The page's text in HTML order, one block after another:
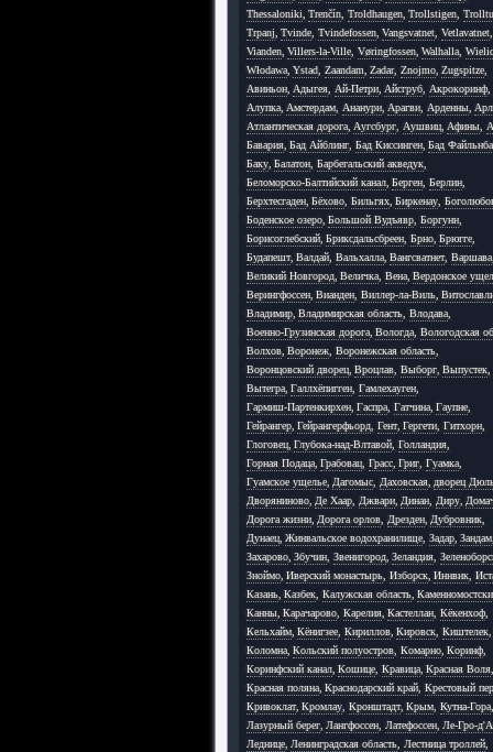
Thessaloniki, Trenčín Troldhaugen, Trollstigen
Trpanj, Tvinde, Tvindefossen, Vangsvatnet Vetlavatnet,
Vianden, Villers-la-Ville, Vøringfossen, Walhalla
Włodawa, Ystad Zaandam, Zadar, Znojmo, Zugspitze,
Авиньон, Адыгея, Ай-Петри, Айсгруб Акрокоринф,
Алупка, Амстердам Ананури, Арагви Арденны,
Атлантическая дорога, Аугсбург Аушвиц, Афины,
Бавария, Бад Айблинг Бад Киссинген, Бад
Баку, Балатон Барбегальский акведук,
Беломорско-Балтийский канал, Берген Берлин,
Берхтесгаден, Бёхово Бильгях, Биркенау
Боденское озеро, Большой Вудъявр Боргунн,
Борисоглебский, Бриксдальсбреен Брно, Брюгге,
Будапешт, Валдай, Вальхалла, Вангсватнет, Варшава
Великий Новгород, Величка Вена, Вердонское
Верингфоссен, Вианден Виллер-ла-Виль,
Владимир, Владимирская область Влодава,
Военно-Грузинская дорога, Вологда Вологодская
Волхов, Воронеж Воронежская область,
Воронцовский дворец, Вроцлав, Выборг, Выпустек
Вытегра, Галлхёпигген Гамлехауген,
Гармиш-Партенкирхен, Гаспра Гатчина, Гаупне,
Гейрангер, Гейрангерфьорд, Гент, Гергети Гитхорн,
Глоговец, Глубока-над-Влтавой, Голландия,
Горная Подаца, Грабовац Грасс, Григ Гуамка,
Гуамское ущелье, Дагомыс Даховская, дворец
Дворяниново, Де Хаар Джвари, Динан Диру,
Дорога жизни, Дорога орлов, Дрезден, Дубровник
Дунаец, Жинвальское водохранилище, Задар, Зандам
Захарово, Збучин Звенигород, Зеландия,
Зноймо, Иверский монастырь Изборск, Иннвик
Казань, Казбек Калужская область,
Канны, Карачарово Карелия, Кастеллан Кёкенхоф,
Кельхайм, Кёнигзее, Кириллов, Кировск Киштелек,
Коломна, Кольский полуостров, Комарно, Коринф,
Коринфский канал, Кошице, Кравица, Красная Воля
Красная поляна, Краснодарский край, Крестовый
Кривоклат, Кромлау Кронштадт, Крым Кутна-Гора,
Лазурный берег, Лангфоссен Латефоссен, Ле-Гро-
Леднице, Ленинградская область Лестница троллей,